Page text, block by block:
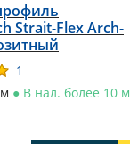
Strait-Flex Arch-
1
● В нал. более 10 м